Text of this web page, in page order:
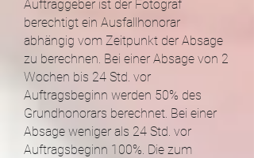
Auftraggeber ist der Fotograf
berechtigt ein Ausfallhonorar
abhängig vom Zeitpunkt der Absage
zu berechnen. Bei einer Absage von 2
Wochen bis 24 Std. vor
Auftragsbeginn werden 50% des
Grundhonorars berechnet. Bei einer
Absage weniger als 24 Std. vor
Auftragsbeginn 100%. Die zum